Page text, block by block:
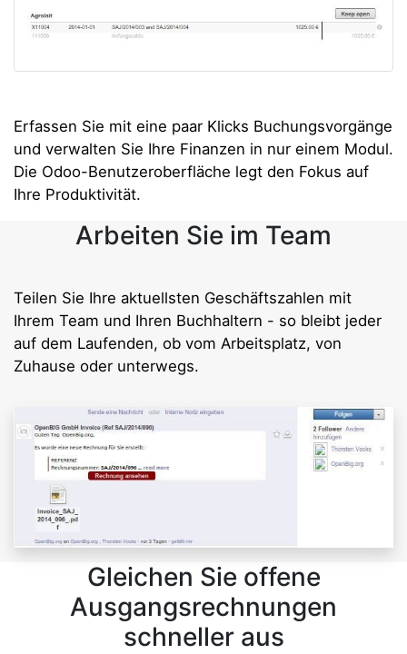
Erfassen Sie mit eine paar Klicks Buchungsvorgänge
und verwalten Sie Ihre Finanzen in nur einem Modul.
Die Odoo-Benutzeroberfläche legt den Fokus auf
Ihre Produktivität.
Arbeiten Sie im Team
Teilen Sie Ihre aktuellsten Geschäftszahlen mit
Ihrem Team und Ihren Buchhaltern - so bleibt jeder
auf dem Laufenden, ob vom Arbeitsplatz, von
Zuhause oder unterwegs.
Gleichen Sie offene
Ausgangsrechnungen
schneller aus